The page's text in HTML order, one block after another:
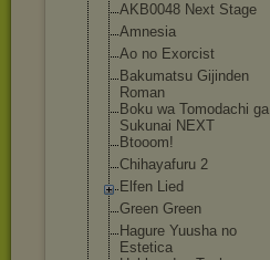
AKB0048 Next Stage
Amnesia
Ao no Exorcist
Bakumatsu Gijinden
Roman
Boku wa Tomodachi ga
Sukunai NEXT
Btooom!
Chihayafuru 2
Elfen Lied
Green Green
Hagure Yuusha no
Estetica